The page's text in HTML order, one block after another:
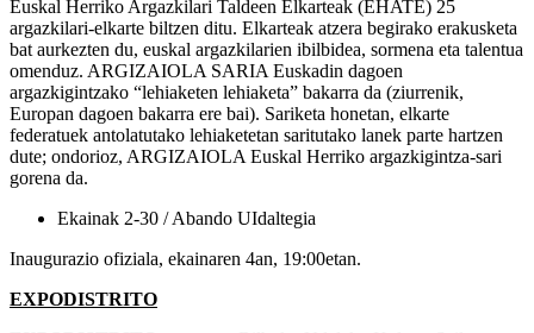
Euskal Herriko Argazkilari Taldeen Elkarteak (EHATE) 25
argazkilari-elkarte biltzen ditu. Elkarteak atzera begirako erakusketa
bat aurkezten du, euskal argazkilarien ibilbidea, sormena eta talentua
omenduz. ARGIZAIOLA SARIA Euskadin dagoen
argazkigintzako “lehiaketen lehiaketa” bakarra da (ziurrenik,
Europan dagoen bakarra ere bai). Sariketa honetan, elkarte
federatuek antolatutako lehiaketetan saritutako lanek parte hartzen
dute; ondorioz, ARGIZAIOLA Euskal Herriko argazkigintza-sari
gorena da.
Ekainak 2-30 / Abando UIdaltegia
Inaugurazio ofiziala, ekainaren 4an, 19:00etan.
EXPODISTRITO